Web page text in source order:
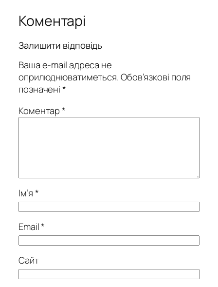
Коментарі
Залишити відповідь
Ваша e-mail адреса не
оприлюднюватиметься.Обов’язкові поля
позначені*
Коментар*
Ім’я*
Email*
Сайт